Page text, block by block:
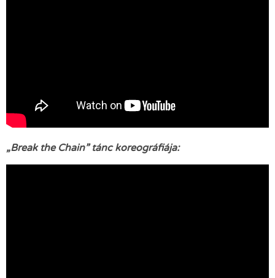
„Break the Chain” tánc koreográfiája: